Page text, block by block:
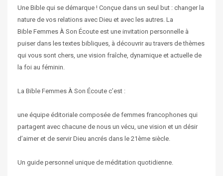
Une Bible qui se démarque ! Conçue dans un seul but : changer la
nature de vos relations avec Dieu et avec les autres. La
Bible Femmes À Son Écoute est une invitation personnelle à
puiser dans les textes bibliques, à découvrir au travers de thèmes
qui vous sont chers, une vision fraîche, dynamique et actuelle de
la foi au féminin.
La Bible Femmes À Son Écoute c’est :
une équipe éditoriale composée de femmes francophones qui
partagent avec chacune de nous un vécu, une vision et un désir
d’aimer et de servir Dieu ancrés dans le 21ème siècle.
Un guide personnel unique de méditation quotidienne.